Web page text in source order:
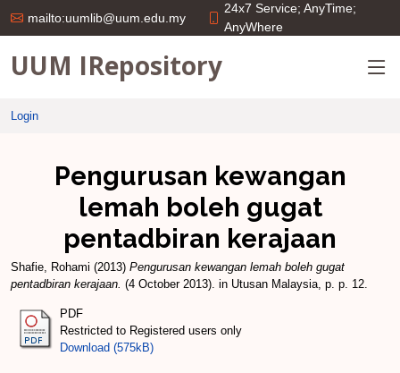
mailto:uumlib@uum.edu.my
24x7 Service; AnyTime;
AnyWhere
UUM IRepository
Login
Pengurusan kewangan
lemah boleh gugat
pentadbiran kerajaan
Shafie, Rohami (2013) Pengurusan kewangan lemah boleh gugat
pentadbiran kerajaan. (4 October 2013). in Utusan Malaysia, p. p. 12.
PDF
Restricted to Registered users only
Download (575kB)